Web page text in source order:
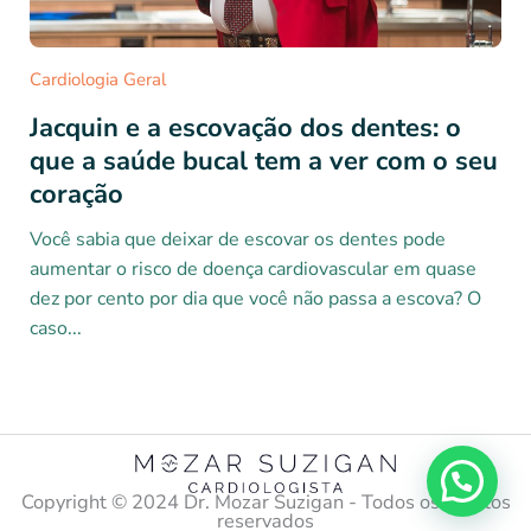
Cardiologia Geral
Jacquin e a escovação dos dentes: o
que a saúde bucal tem a ver com o seu
coração
Você sabia que deixar de escovar os dentes pode
aumentar o risco de doença cardiovascular em quase
dez por cento por dia que você não passa a escova? O
caso...
Copyright ©️ 2024 Dr. Mozar Suzigan - Todos os direitos
reservados